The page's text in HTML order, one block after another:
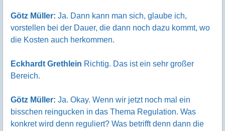
Götz Müller: Ja. Dann kann man sich, glaube ich,
vorstellen bei der Dauer, die dann noch dazu kommt, wo
die Kosten auch herkommen.
Eckhardt Grethlein Richtig. Das ist ein sehr großer
Bereich.
Götz Müller: Ja. Okay. Wenn wir jetzt noch mal ein
bisschen reingucken in das Thema Regulation. Was
konkret wird denn reguliert? Was betrifft denn dann die